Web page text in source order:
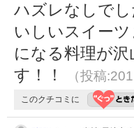
ハズレなしで
いしいスイー
になる料理が
す！！
（投稿
このクチコミに